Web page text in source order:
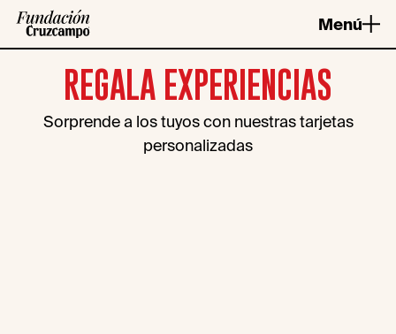
Saltar
Menú
FACTORÍA
REGALA EXPERIENCIAS
Sorprende a los tuyos con nuestras tarjetas
personalizadas